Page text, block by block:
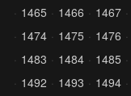
1465
1466 1467
1474
1475 1476
1483
1484 1485
1492
1493 1494